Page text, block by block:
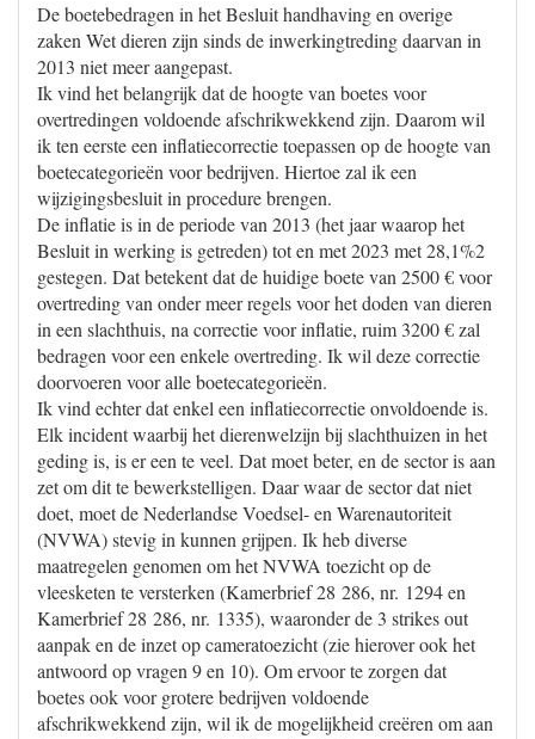
De boetebedragen in het Besluit handhaving en overige
zaken Wet dieren zijn sinds de inwerkingtreding daarvan in
2013 niet meer aangepast.
Ik vind het belangrijk dat de hoogte van boetes voor
overtredingen voldoende afschrikwekkend zijn. Daarom wil
ik ten eerste een inflatiecorrectie toepassen op de hoogte van
boetecategorieën voor bedrijven. Hiertoe zal ik een
wijzigingsbesluit in procedure brengen.
De inflatie is in de periode van 2013 (het jaar waarop het
Besluit in werking is getreden) tot en met 2023 met 28,1%2
gestegen. Dat betekent dat de huidige boete van 2500 € voor
overtreding van onder meer regels voor het doden van dieren
in een slachthuis, na correctie voor inflatie, ruim 3200 € zal
bedragen voor een enkele overtreding. Ik wil deze correctie
doorvoeren voor alle boetecategorieën.
Ik vind echter dat enkel een inflatiecorrectie onvoldoende is.
Elk incident waarbij het dierenwelzijn bij slachthuizen in het
geding is, is er een te veel. Dat moet beter, en de sector is aan
zet om dit te bewerkstelligen. Daar waar de sector dat niet
doet, moet de Nederlandse Voedsel- en Warenautoriteit
(NVWA) stevig in kunnen grijpen. Ik heb diverse
maatregelen genomen om het NVWA toezicht op de
vleesketen te versterken (Kamerbrief 28 286, nr. 1294 en
Kamerbrief 28 286, nr. 1335), waaronder de 3 strikes out
aanpak en de inzet op cameratoezicht (zie hierover ook het
antwoord op vragen 9 en 10). Om ervoor te zorgen dat
boetes ook voor grotere bedrijven voldoende
afschrikwekkend zijn, wil ik de mogelijkheid creëren om aan